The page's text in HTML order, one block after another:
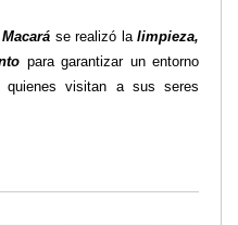
se realizó lalimpieza,
para garantizar un entorno
quienes visitan a sus seres